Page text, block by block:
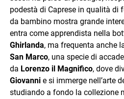
podestà di Caprese in qualità di
da bambino mostra grande
entra come apprendista nella
Ghirlanda, ma frequenta anche
San Marco, una specie di
da Lorenzo il Magnifico, dove
Giovanni e si immerge nell’arte
studiando a fondo la collezione